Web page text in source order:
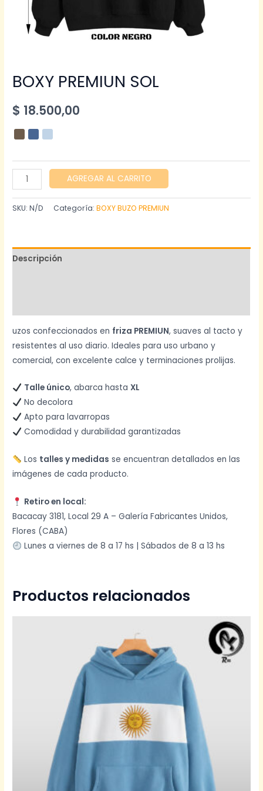
BOXY PREMIUN SOL
$ 18.500,00
BOXY
PREMIUN
SOL
AGREGAR AL CARRITO
SKU:N/D Categoría:BOXY BUZO PREMIUN
Descripción
uzos confeccionados en friza PREMIUN, suaves al tacto y
resistentes al uso diario. Ideales para uso urbano y
comercial, con excelente calce y terminaciones prolijas.
Talle único, abarca hasta XL
No decolora
Apto para lavarropas
Comodidad y durabilidad garantizadas
Los talles y medidas se encuentran detallados en las
imágenes de cada producto.
Retiro en local:
Bacacay 3181, Local 29 A – Galería Fabricantes Unidos,
Flores (CABA)
Lunes a viernes de 8 a 17 hs | Sábados de 8 a 13 hs
Productos relacionados